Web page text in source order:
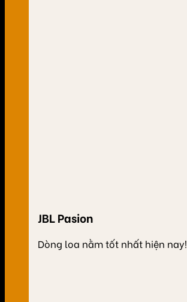
JBL Pasion
Dòng loa nằm tốt nhất hiện nay!